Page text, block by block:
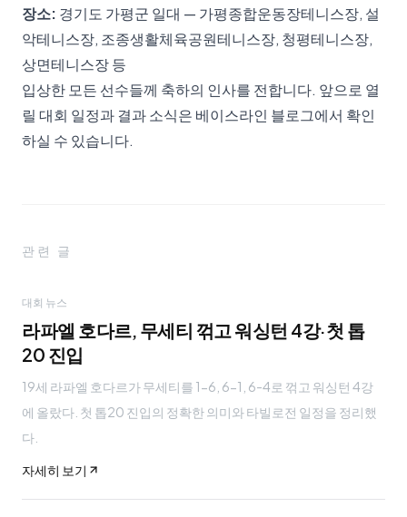
장소: 경기도 가평군 일대 — 가평종합운동장테니스장, 설
악테니스장, 조종생활체육공원테니스장, 청평테니스장,
상면테니스장 등
입상한 모든 선수들께 축하의 인사를 전합니다. 앞으로 열
릴 대회 일정과 결과 소식은 베이스라인 블로그에서 확인
하실 수 있습니다.
관련 글
대회 뉴스
라파엘 호다르, 무세티 꺾고 워싱턴 4강·첫 톱
20 진입
19세 라파엘 호다르가 무세티를 1-6, 6-1, 6-4로 꺾고 워싱턴 4강
에 올랐다. 첫 톱20 진입의 정확한 의미와 타빌로전 일정을 정리했
다.
자세히 보기